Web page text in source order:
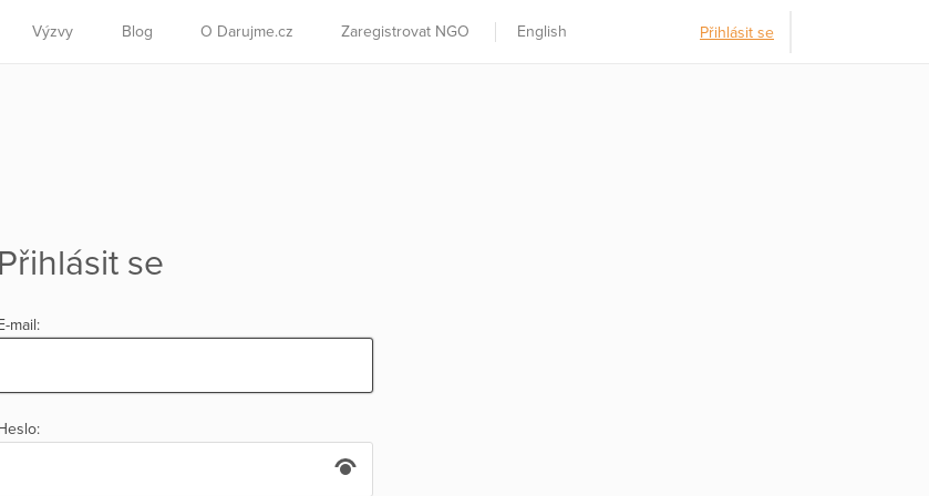
Výzvy Blog O Darujme.cz Zaregistrovat NGO English Přihlásit se
Přihlásit se
mail: